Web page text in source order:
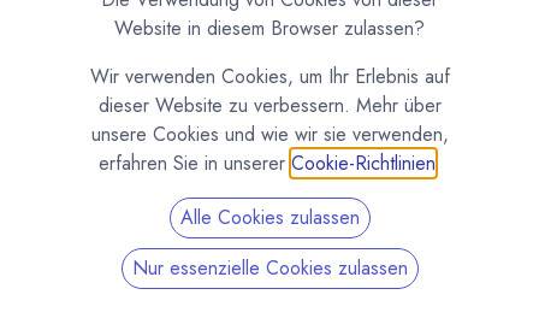
Oriado 60% Faire Bio Kuvertüre von Valrhona
Website in diesem Browser zulassen?
Wir verwenden Cookies, um Ihr Erlebnis auf
dieser Website zu verbessern. Mehr über
unsere Cookies und wie wir sie verwenden,
erfahren Sie in unserer Cookie-Richtlinien
Alle Cookies zulassen
Nur essenzielle Cookies zulassen